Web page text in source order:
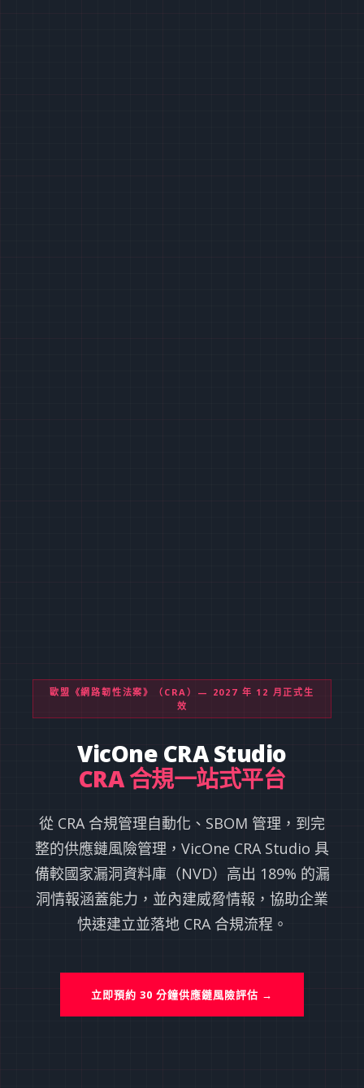
歐盟《網路韌性法案》（CRA）— 2027 年 12 月正式生
效
VicOne CRA Studio
CRA 合規一站式平台
從 CRA 合規管理自動化、SBOM 管理，到完
整的供應鏈風險管理，VicOne CRA Studio 具
備較國家漏洞資料庫（NVD）高出 189% 的漏
洞情報涵蓋能力，並內建威脅情報，協助企業
快速建立並落地 CRA 合規流程。
立即預約 30 分鐘供應鏈風險評估 →